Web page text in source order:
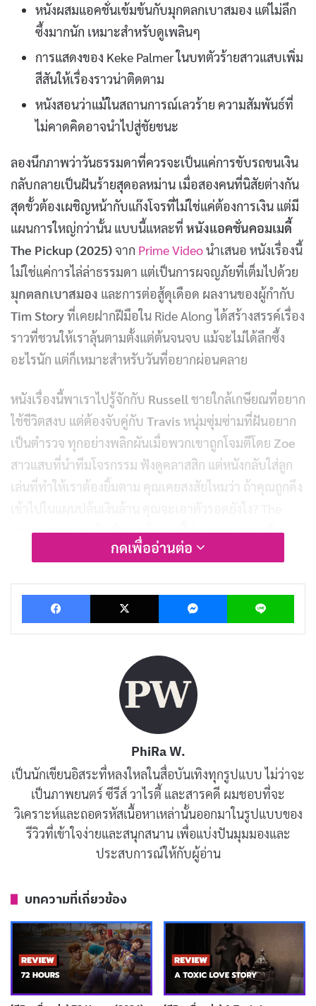
หนังผสมแอคชั่นเข้มข้นกับมุกตลกเบาสมอง แต่ไม่ลึก
ซึ้งมากนัก เหมาะสำหรับดูเพลินๆ
การแสดงของ Keke Palmer ในบทตัวร้ายสาวแสบเพิ่ม
สีสันให้เรื่องราวน่าติดตาม
หนังสอนว่าแม้ในสถานการณ์เลวร้าย ความสัมพันธ์ที่
ไม่คาดคิดอาจนำไปสู่ชัยชนะ
ลองนึกภาพว่าวันธรรมดาที่ควรจะเป็นแค่การขับรถขนเงิน
กลับกลายเป็นฝันร้ายสุดอลหม่าน เมื่อสองคนที่นิสัยต่างกัน
สุดขั้วต้องเผชิญหน้ากับแก๊งโจรที่ไม่ใช่แค่ต้องการเงิน แต่มี
แผนการใหญ่กว่านั้น แบบนี้แหละที่ หนังแอคชั่นคอมเมดี้
The Pickup (2025)จาก Prime Videoนำเสนอ หนังเรื่องนี้
ไม่ใช่แค่การไล่ล่าธรรมดา แต่เป็นการผจญภัยที่เต็มไปด้วย
มุกตลกเบาสมอง และการต่อสู้ดุเดือด ผลงานของผู้กำกับ
Tim Storyที่เคยฝากฝีมือใน Ride Along ได้สร้างสรรค์เรื่อง
ราวที่ชวนให้เราลุ้นตามตั้งแต่ต้นจนจบ แม้จะไม่ได้ลึกซึ้ง
อะไรนัก แต่ก็เหมาะสำหรับวันที่อยากผ่อนคลาย
หนังเรื่องนี้พาเราไปรู้จักกับ Russell ชายใกล้เกษียณที่อยาก
ใช้ชีวิตสงบ แต่ต้องจับคู่กับ Travis หนุ่มซุ่มซ่ามที่ฝันอยาก
เป็นตำรวจ ทุกอย่างพลิกผันเมื่อพวกเขาถูกโจมตีโดย Zoe
สาวแสบที่นำทีมโจรกรรม ฟังดูคลาสสิก แต่หนังกลับใส่ลูก
เล่นที่ทำให้เราต้องยิ้มตาม คุณเคยสงสัยไหมว่า ถ้าคุณถูกดึง
Pickup จะพาเราไปสำรวจคำถามนี้ผ่านมุมมองของตัว
ละครที่ทั้งฮาและจริงจังในคราวเดียวกัน
ในบทความนี้ เราจะพาเราไปเจาะลึกThe Pickupอย่าง
ละเอียด ตั้งแต่โครงเรื่องที่ชวนลุ้น ไปจนถึงการแสดงที่โดด
เด่น และเหตุผลที่ทำให้หนังเรื่องนี้กลายเป็นหนึ่งในผลงาน
แอคชั่นคอมเมดี้ที่น่าดูในปี2025พร้อมแล้ว มาดำดิ่งสู่โลก
รีวิวและเรื่องย่อ The Pickup (เดอะพิ
คอัพ)
The Pickupเล่าเรื่องของRussellคนขับรถขนเงินรุ่นเก๋าที่
ใกล้เกษียณและอยากฉลองครบรอบแต่งงานกับภรรยา แต่
ทุกอย่างพังทลายเมื่อเขาได้คู่หูอย่างTravisหนุ่มมือใหม่ที่
กดเพื่ออ่านต่อ
Facebook X Messenger Line
PhiRa W.
เป็นนักเขียนอิสระที่หลงใหลในสื่อบันเทิงทุกรูปแบบ ไม่ว่าจะ
เป็นภาพยนตร์ ซีรีส์ วาไรตี้ และสารคดี ผมชอบที่จะ
วิเคราะห์และถอดรหัสเนื้อหาเหล่านั้นออกมาในรูปแบบของ
รีวิวที่เข้าใจง่ายและสนุกสนาน เพื่อแบ่งปันมุมมองและ
ประสบการณ์ให้กับผู้อ่าน
บทความที่เกี่ยวข้อง